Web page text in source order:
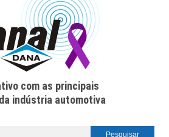
com as principais
indústria automotiva